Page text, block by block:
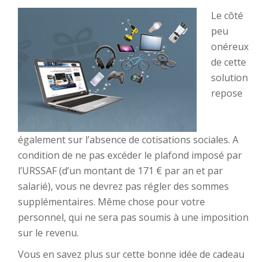
Le côté
peu
onéreux
de cette
solution
repose
également sur l’absence de cotisations sociales. A
condition de ne pas excéder le plafond imposé par
l’URSSAF (d’un montant de 171 € par an et par
salarié), vous ne devrez pas régler des sommes
supplémentaires. Même chose pour votre
personnel, qui ne sera pas soumis à une imposition
sur le revenu.
Vous en savez plus sur cette bonne idée de cadeau